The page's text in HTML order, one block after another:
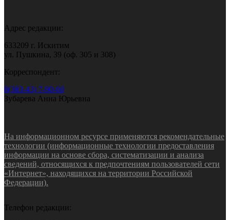
Адрес редакции:
633209 г. Искитим
ул. Пушкина, 39 (оф. 305 и 308)
Корреспондент:
8(383-43) 7-90-60
Зубарева Анна Юрьевна
На информационном ресурсе применяются рекомендательные
технологии (информационные технологии предоставления
информации на основе сбора, систематизации и анализа
сведений, относящихся к предпочтениям пользователей сети
«Интернет», находящихся на территории Российской
Федерации).
Телефон редакции: